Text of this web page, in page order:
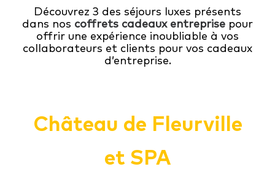
Découvrez 3 des séjours luxes présents
dans nos coffrets cadeaux entreprise pour
offrir une expérience inoubliable à vos
collaborateurs et clients pour vos cadeaux
d’entreprise.
Château de Fleurville
et SPA